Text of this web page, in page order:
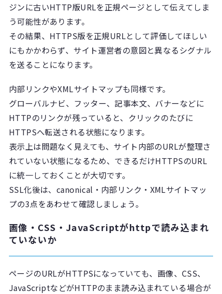
ジンに古いHTTP版URLを正規ページとして伝えてしま
う可能性があります。
その結果、HTTPS版を正規URLとして評価してほしい
にもかかわらず、サイト運営者の意図と異なるシグナル
を送ることになります。
内部リンクやXMLサイトマップも同様です。
グローバルナビ、フッター、記事本文、バナーなどに
HTTPのリンクが残っていると、クリックのたびに
HTTPSへ転送される状態になります。
表示上は問題なく見えても、サイト内部のURLが整理さ
れていない状態になるため、できるだけHTTPSのURL
に統一しておくことが大切です。
SSL化後は、canonical・内部リンク・XMLサイトマッ
プの3点をあわせて確認しましょう。
画像・CSS・JavaScriptがhttpで読み込まれ
ていないか
ページのURLがHTTPSになっていても、画像、CSS、
JavaScriptなどがHTTPのまま読み込まれている場合が